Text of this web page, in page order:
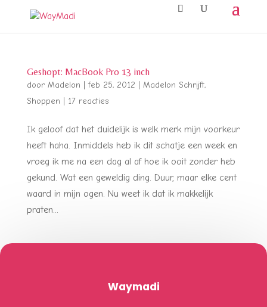
Geshopt: MacBook Pro 13 inch
door Madelon |feb 25, 2012 Madelon Schrijft,
Shoppen
17 reacties
Ik geloof dat het duidelijk is welk merk mijn voorkeur
heeft haha. Inmiddels heb ik dit schatje een week en
vroeg ik me na een dag al af hoe ik ooit zonder heb
gekund. Wat een geweldig ding. Duur, maar elke cent
waard in mijn ogen. Nu weet ik dat ik makkelijk
praten...
Waymadi